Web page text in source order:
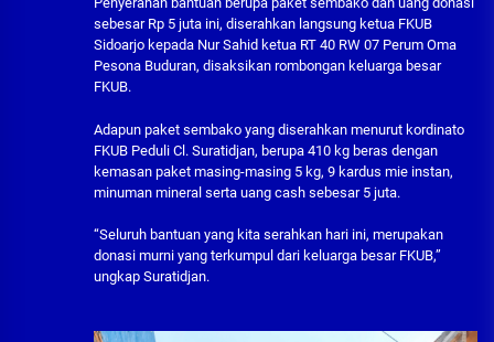
sebesar Rp 5 juta ini, diserahkan langsung ketua FKUB
Sidoarjo kepada Nur Sahid ketua RT 40 RW 07 Perum Oma
Pesona Buduran, disaksikan rombongan keluarga besar
FKUB.
Adapun paket sembako yang diserahkan menurut kordinato
FKUB Peduli Cl. Suratidjan, berupa 410 kg beras dengan
kemasan paket masing-masing 5 kg, 9 kardus mie instan,
minuman mineral serta uang cash sebesar 5 juta.
“Seluruh bantuan yang kita serahkan hari ini, merupakan
donasi murni yang terkumpul dari keluarga besar FKUB,”
ungkap Suratidjan.